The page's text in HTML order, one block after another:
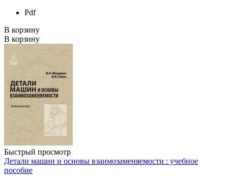
Pdf
В корзину
В корзину
Быстрый просмотр
Детали машин и основы взаимозаменяемости : учебное
пособие